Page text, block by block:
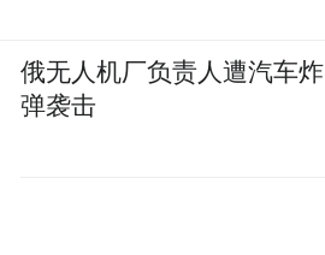
俄无人机厂负责人遭汽车炸
弹袭击